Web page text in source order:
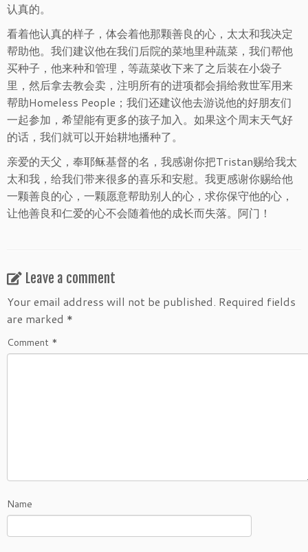
认真的。
看着他认真的样子，体会着他那颗善良的心，太太和我决定
帮助他。我们建议他在我们后院的菜地里种蔬菜，我们帮他
买种子，他来种和管理，等蔬菜收下来了之后装在小袋子
里，然后拿去教会卖，注明所有的进项都会捐给救世军用来
帮助Homeless People；我们还建议他去游说他的好朋友们
一起参加，希望能有更多的孩子加入。如果这个周末天气好
的话，我们就可以开始耕地播种了。
亲爱的天父，奉耶稣基督的名，我感谢你把Tristan赐给我太
太和我，给我们带来很多的喜乐和安慰。我更感谢你赐给他
一颗善良的心，一颗愿意帮助别人的心，求你保守他的心，
让他善良和仁爱的心不会随着他的成长而失落。阿门！
Leave a comment
Your email address will not be published. Required fields
are marked *
Comment *
Name